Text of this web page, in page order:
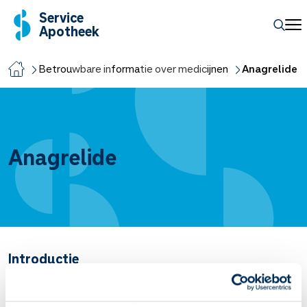
Service
Apotheek
Betrouwbare informatie over medicijnen Anagrelide
Anagrelide
Introductie
Artsen schrijven het voor om het aantal rode bloedplaatjes te